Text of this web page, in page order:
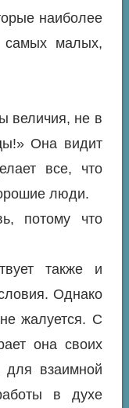
наиболее
малых,
величия, не в
Она видит
все, что
люди.
потому что
также и
Однако
жалуется. С
она своих
взаимной
в духе